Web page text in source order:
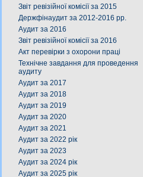
Звіт ревізійної комісії за 2015
Держфінаудит за 2012-2016 рр.
Аудит за 2016
Звіт ревізійної комісії за 2016
Акт перевірки з охорони праці
Технічне завдання для проведення
аудиту
Аудит за 2017
Аудит за 2018
Аудит за 2019
Аудит за 2020
Аудит за 2021
Аудит за 2022 рік
Аудит за 2023
Аудит за 2024 рік
Аудит за 2025 рік